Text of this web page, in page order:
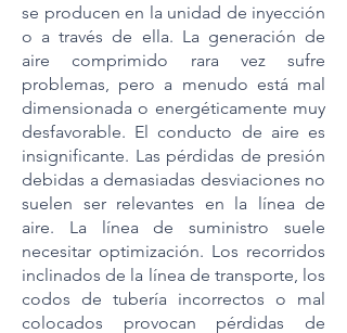
se producen en la unidad de inyección
o a través de ella. La generación de
aire comprimido rara vez sufre
problemas, pero a menudo está mal
dimensionada o energéticamente muy
desfavorable. El conducto de aire es
insignificante. Las pérdidas de presión
debidas a demasiadas desviaciones no
suelen ser relevantes en la línea de
aire. La línea de suministro suele
necesitar optimización. Los recorridos
inclinados de la línea de transporte, los
codos de tubería incorrectos o mal
colocados provocan pérdidas de